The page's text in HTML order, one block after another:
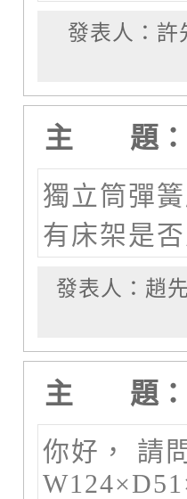
發表人：許
主 題：
獨立筒彈
有床架是
發表人：趙
主 題：
你好， 請